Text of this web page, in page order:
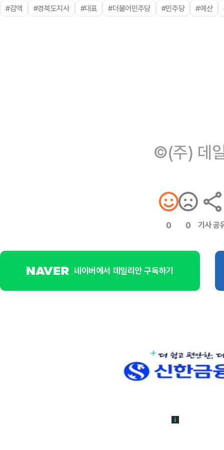
#감액 #경북도지사 #대표 #더불어민주당 #민주당 #예산
©(주) 데
0 0 기사 공
네이버에서 데일리안 구독하기